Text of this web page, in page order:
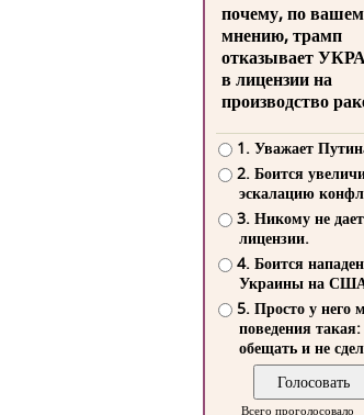
почему, по
мнению, трамп
отказывает
в лицензии на
производство
1. Уважает
2. Боится
эскалацию
3. Никому не
лицензии.
4. Боится
Украины на
5. Просто у него
поведения такая:
обещать и не
Всего проголосовало